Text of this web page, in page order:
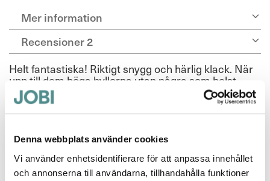
Denna webbplats använder cookies
Vi använder enhetsidentifierare för att anpassa innehållet
och annonserna till användarna, tillhandahålla funktioner
Mer information
Recensioner2
Helt fantastiska! Riktigt snygg och härlig klack. När
upp till dem höga hyllorna utan några som helst
problem!
Betyg *
Perfekt för kortisar som mig thihi
Recenserad avSusann KnutssonPublicerat
den
2024-06-09